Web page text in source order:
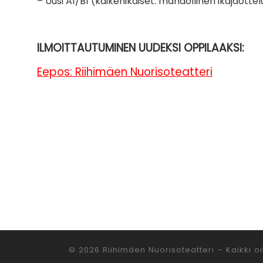
ILMOITTAUTUMINEN UUDEKSI OPPILAAKSI:
Eepos: Riihimäen Nuorisoteatteri
© 2026 Riihimäen Nuorisoteatteri – Kaikki